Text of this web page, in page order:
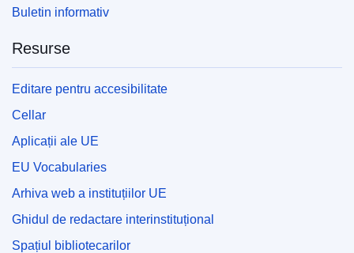
Buletin informativ
Resurse
Editare pentru accesibilitate
Cellar
Aplicații ale UE
EU Vocabularies
Arhiva web a instituțiilor UE
Ghidul de redactare interinstituțional
Spațiul bibliotecarilor